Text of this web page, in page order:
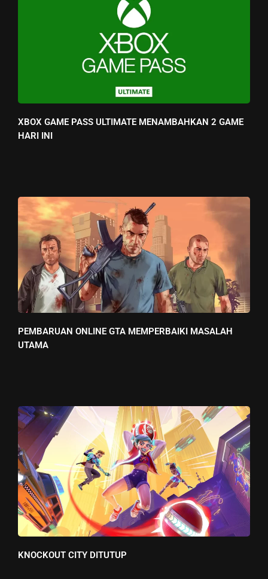
XBOX GAME PASS ULTIMATE MENAMBAHKAN 2 GAME
HARI INI
PEMBARUAN ONLINE GTA MEMPERBAIKI MASALAH
UTAMA
KNOCKOUT CITY DITUTUP